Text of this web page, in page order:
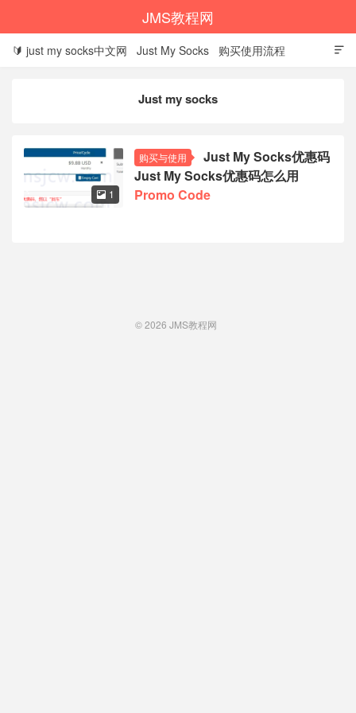
JMS教程网

🔰 just my socks中文网 Just My Socks 购买使用流程
7、续费教程 8、退款条件 9、问题排查 🌼 JMS
🌐 justmysocks
Just my socks
购买与使用
Just My Socks优惠码
Just My Socks优惠码怎么用
Promo Code
 1
© 2026 JMS教程网